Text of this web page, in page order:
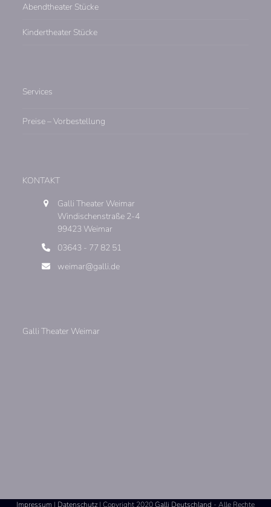
Abendtheater Stücke
Kindertheater Stücke
Services
Preise – Vorbestellung
KONTAKT
Galli Theater Weimar
Windischenstraße 2-4
99423 Weimar
03643 - 77 82 51
weimar@galli.de
Galli Theater Weimar
Impressum | Datenschutz | Copyright 2020Galli Deutschland - Alle Rechte